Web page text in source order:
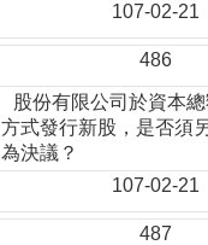
107-02-21
486
股份有限公司於資本
方式發行新股，是否須
為決議？
107-02-21
487